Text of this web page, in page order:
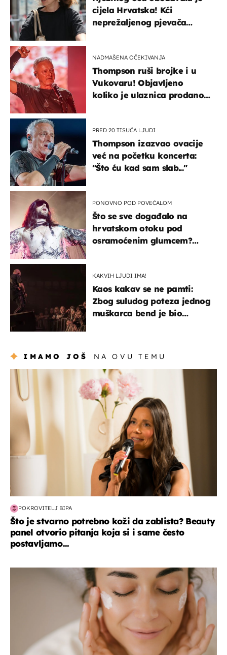
cijela Hrvatska! Kći
neprežaljenog pjevača
NADMAŠENA OČEKIVANJA
Thompson ruši brojke i u
Vukovaru! Objavljeno
koliko je ulaznica prodano
PRED 20 TISUĆA LJUDI
Thompson izazvao ovacije
već na početku koncerta:
"Što ću kad sam slab..."
PONOVNO POD POVEĆALOM
Što se sve događalo na
hrvatskom otoku pod
osramoćenim glumcem?
KAKVIH LJUDI IMA!
Kaos kakav se ne pamti:
Zbog suludog poteza jednog
muškarca bend je bio
IMAMO JOŠ NA OVU TEMU
moda & ljepota
POKROVITELJ BIPA
Što je stvarno potrebno koži da zablista? Beauty
panel otvorio pitanja koja si i same često
postavljamo...
moda & ljepota